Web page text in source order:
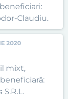
Claudiu.
2020
mixt,
beneficiară: